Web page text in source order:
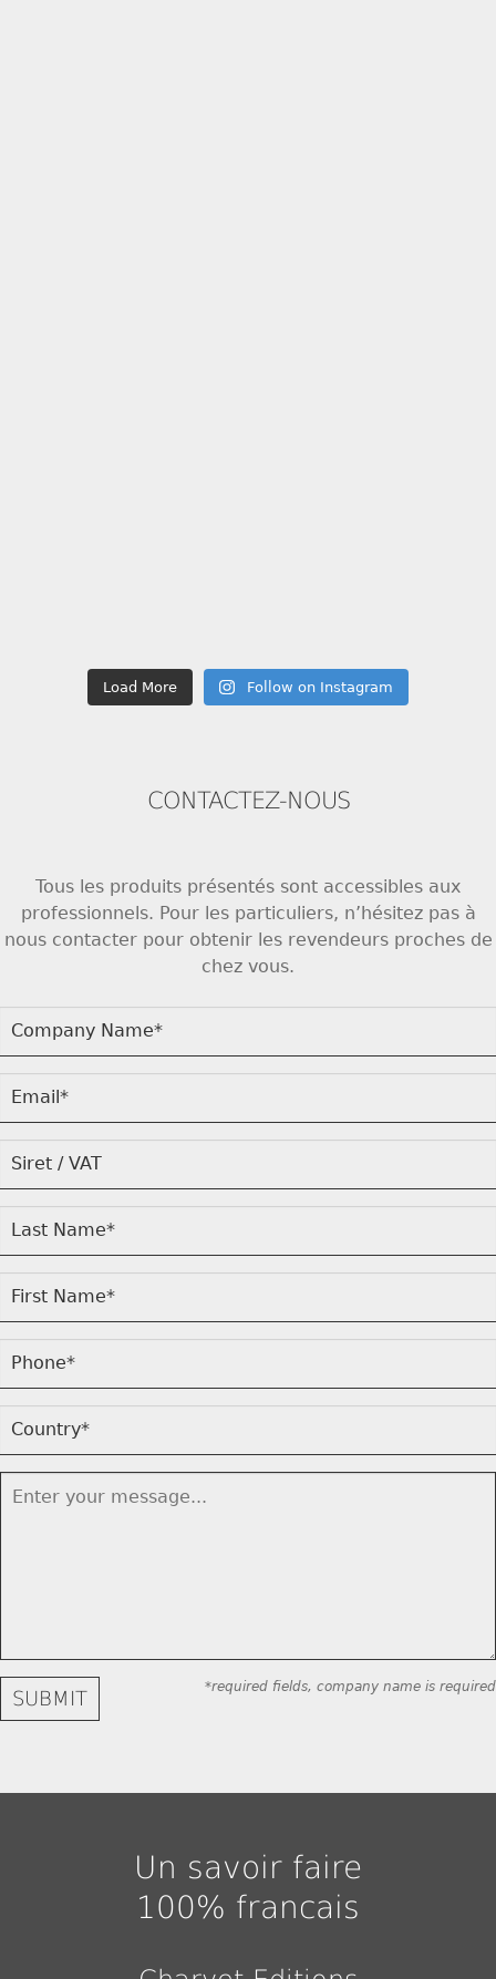
Load More Follow on Instagram
CONTACTEZ-NOUS
Tous les produits présentés sont accessibles aux
professionnels. Pour les particuliers, n’hésitez pas à
nous contacter pour obtenir les revendeurs proches de
chez vous.
*required fields, company name is required
Un savoir faire
100% francais